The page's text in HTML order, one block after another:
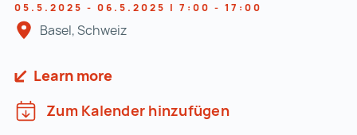
05.5.2025 - 06.5.2025 | 7:00 - 17:00
Basel, Schweiz
Learn more
Zum Kalender hinzufügen